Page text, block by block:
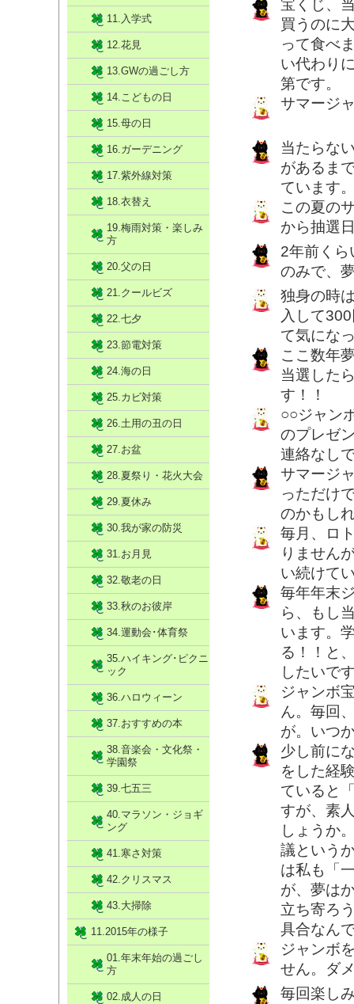
宝くじ、
買うのに
って食べ
い代わり
第です。
サマージ
当たらな
があるま
ています
この夏の
から抽選
2年前くら
のみで、
独身の時
入して
て気にな
ここ数年
当選した
す！！
○○ジャン
のプレゼ
連絡なし
サマージ
っただけ
のかもし
毎月、ロ
りません
い続けて
毎年年末
ら、もし
います。
る！！と
したいで
ジャンボ
ん。毎回
が。いつ
少し前に
をした経
ていると
すが、素
しょうか
議という
は私も「
が、夢は
立ち寄ろ
具合なん
ジャンボ
せん。ダ
毎回楽し
11.入学式
12.花見
13.GWの過ごし方
14.こどもの日
15.母の日
16.ガーデニング
17.紫外線対策
18.衣替え
19.梅雨対策・楽しみ
方
20.父の日
21.クールビズ
22.七夕
23.節電対策
24.海の日
25.カビ対策
26.土用の丑の日
27.お盆
28.夏祭り・花火大会
29.夏休み
30.我が家の防災
31.お月見
32.敬老の日
33.秋のお彼岸
34.運動会･体育祭
35.ハイキング･ピクニ
ック
36.ハロウィーン
37.おすすめの本
38.音楽会・文化祭・
学園祭
39.七五三
40.マラソン・ジョギ
ング
41.寒さ対策
42.クリスマス
43.大掃除
11.2015年の様子
01.年末年始の過ごし
方
02.成人の日